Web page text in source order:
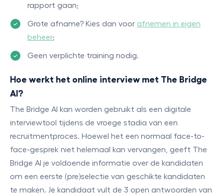
rapport gaan;
Grote afname? Kies dan voor afnemen in eigen
beheer;
Geen verplichte training nodig.
Hoe werkt het online interview met The Bridge
AI?
The Bridge AI kan worden gebruikt als een digitale
interviewtool tijdens de vroege stadia van een
recruitmentproces. Hoewel het een normaal face-to-
face-gesprek niet helemaal kan vervangen, geeft The
Bridge AI je voldoende informatie over de kandidaten
om een eerste (pre)selectie van geschikte kandidaten
te maken. Je kandidaat vult de 3 open antwoorden van